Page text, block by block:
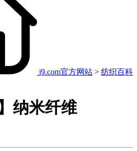
j9.com官方网站 > 纺织百科
纳米纤维